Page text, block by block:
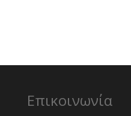
Επικοινωνία